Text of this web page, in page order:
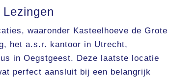
waaronder Kasteelhoeve de Grote
het a.s.r. kantoor in Utrecht,
in Oegstgeest. Deze laatste locatie
perfect aansluit bij een belangrijk